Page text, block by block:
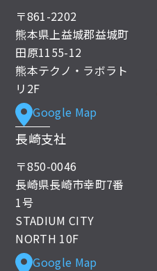
〒861-2202
熊本県上益城郡益城町
田原1155-12
熊本テクノ・ラボラト
リ2F
Google Map
長崎支社
〒850-0046
長崎県長崎市幸町7番
1号
STADIUM CITY
NORTH 10F
Google Map